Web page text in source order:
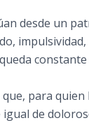
desde un
impulsividad,
constante
para
de